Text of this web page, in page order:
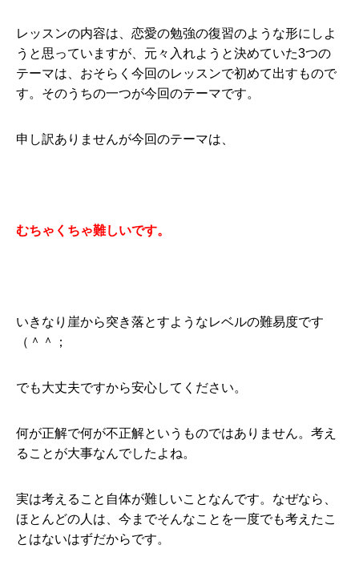
レッスンの内容は、恋愛の勉強の復習のような形にしよ
うと思っていますが、元々入れようと決めていた3つの
テーマは、おそらく今回のレッスンで初めて出すもので
す。そのうちの一つが今回のテーマです。
申し訳ありませんが今回のテーマは、
むちゃくちゃ難しいです。
いきなり崖から突き落とすようなレベルの難易度です
（＾＾；
でも大丈夫ですから安心してください。
何が正解で何が不正解というものではありません。考え
ることが大事なんでしたよね。
実は考えること自体が難しいことなんです。なぜなら、
ほとんどの人は、今までそんなことを一度でも考えたこ
とはないはずだからです。